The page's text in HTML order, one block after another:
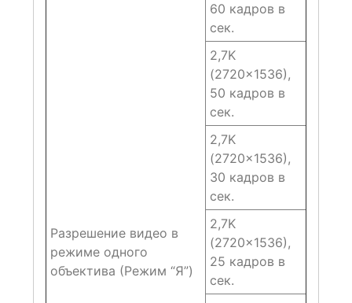
Разрешение видео в
режиме одного
объектива (Режим “Я”)
60 кадров в
сек.
2,7K
(2720×1536),
50 кадров в
сек.
2,7K
(2720×1536),
30 кадров в
сек.
2,7K
(2720×1536),
25 кадров в
сек.